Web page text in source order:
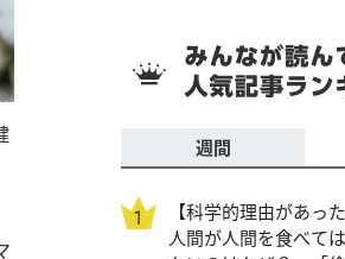
週間
【科学的理由があった
人間が人間を食べて